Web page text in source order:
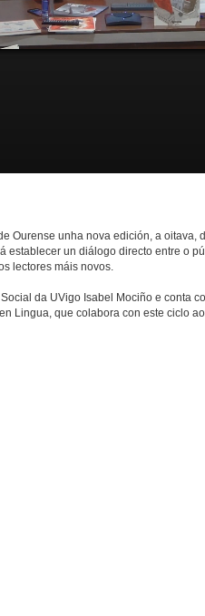
Ourense unha nova edición, a oitava,
establecer un diálogo directo entre o
lectores máis novos.
da UVigo Isabel Mociño e conta
Lingua, que colabora con este ciclo